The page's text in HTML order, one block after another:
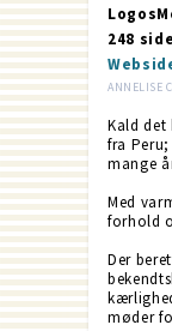
248
ANNELISE
Kald det
fra Peru;
mange
Med
forhold
Der
møder